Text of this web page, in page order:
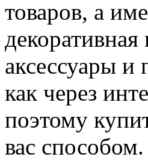
товаров, а
аксессуары и
как через
поэтому
вас способом.